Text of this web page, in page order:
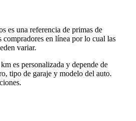
es una referencia de primas de
compradores en línea por lo cual las
variar.
es personalizada y depende de
tipo de garaje y modelo del auto.